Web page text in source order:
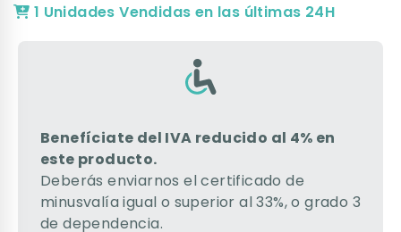
1 Unidades Vendidas en las últimas 24H
Benefíciate del IVA reducido al 4% en
este producto.
Deberás enviarnos el certificado de
minusvalía igual o superior al 33%, o grado 3
de dependencia.